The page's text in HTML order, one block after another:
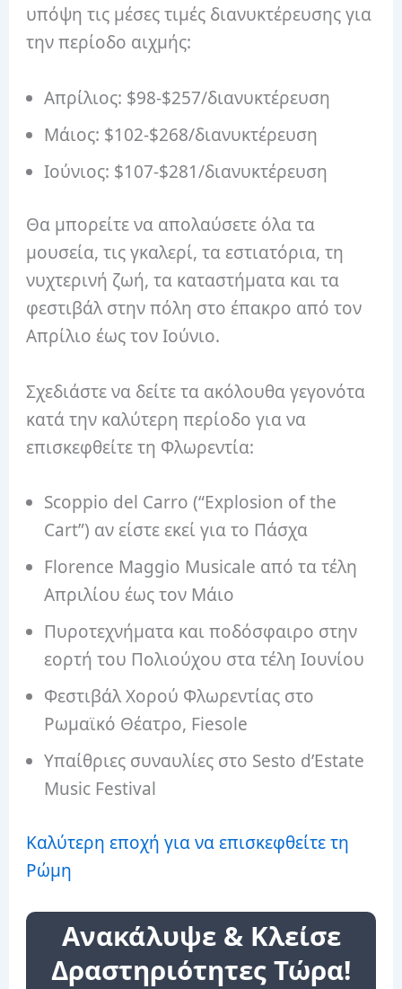
υπόψη τις μέσες τιμές διανυκτέρευσης για
την περίοδο αιχμής:
Απρίλιος: $98-$257/διανυκτέρευση
Μάιος: $102-$268/διανυκτέρευση
Ιούνιος: $107-$281/διανυκτέρευση
Θα μπορείτε να απολαύσετε όλα τα
μουσεία, τις γκαλερί, τα εστιατόρια, τη
νυχτερινή ζωή, τα καταστήματα και τα
φεστιβάλ στην πόλη στο έπακρο από τον
Απρίλιο έως τον Ιούνιο.
Σχεδιάστε να δείτε τα ακόλουθα γεγονότα
κατά την καλύτερη περίοδο για να
επισκεφθείτε τη Φλωρεντία:
Scoppio del Carro (“Explosion of the
Cart”) αν είστε εκεί για το Πάσχα
Florence Maggio Musicale από τα τέλη
Απριλίου έως τον Μάιο
Πυροτεχνήματα και ποδόσφαιρο στην
εορτή του Πολιούχου στα τέλη Ιουνίου
Φεστιβάλ Χορού Φλωρεντίας στο
Ρωμαϊκό Θέατρο, Fiesole
Υπαίθριες συναυλίες στο Sesto d’Estate
Music Festival
Καλύτερη εποχή για να επισκεφθείτε τη
Ρώμη
Ανακάλυψε & Κλείσε
Δραστηριότητες Τώρα!